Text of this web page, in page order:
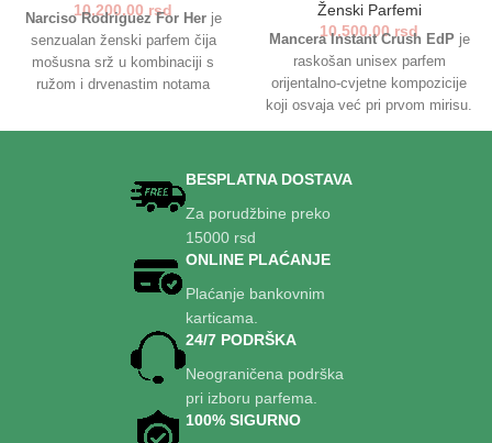
10,200.00 rsd
Narciso Rodriguez For Herje
senzualan ženski parfem čija
mošusna srž u kombinaciji s
ružom i drvenastim notama
sofisticiran mirisni potpis.
je za žene koje vole eleganciju,
elegićnost i samopouzdano
prisustvo u svakoj prilici.
Ženski Parfemi
10,500.00 rsd
Mancera Instant Crush EdP je
raskošan unisex parfem
orijentalno-cvjetne kompozicije
koji osvaja već pri prvom mirisu.
Spoj bergamota, šafrana,
i dugotrajan trag. Idealan za
ovaj parfem je pravi izbor za one
BESPLATNA DOSTAVA
Za porudžbine preko
15000 rsd
ONLINE PLAĆANJE
Plaćanje bankovnim
karticama.
24/7 PODRŠKA
Neograničena podrška
pri izboru parfema.
100% SIGURNO